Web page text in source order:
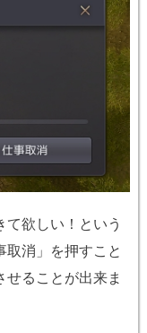
欲しい！という
消」を押すこと
ることが出来ま